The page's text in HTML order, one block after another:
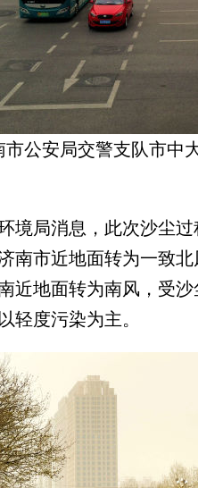
市公安局交警支队市中
局消息，此次沙尘过
南市近地面转为一致
近地面转为南风，受
轻度污染为主。